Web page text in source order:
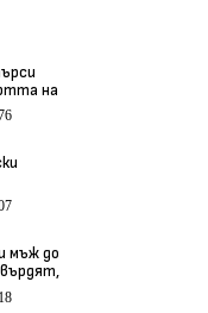
на
хълм
мъж до